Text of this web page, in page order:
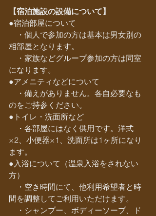
【宿泊施設の設備について】
●宿泊部屋について
・個人で参加の方は基本は男女別の
相部屋となります。
・家族などグループ参加の方は同室
になります。
●アメニティなどについて
・備えがありません。各自必要なも
のをご持参ください。
●トイレ・洗面所など
・各部屋にはなく供用です。洋式
×2、小便器×1、洗面所は1ヶ所になり
ます。
●入浴について（温泉入浴をされない
方）
・空き時間にて、他利用希望者と時
間を調整してご利用いただけます。
・シャンプー、ボディーソープ、ド